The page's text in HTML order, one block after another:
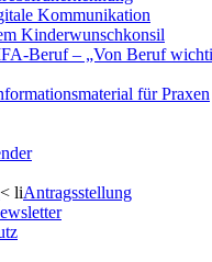
Kommunikation
Kinderwunschkonsil
Beruf – „Von Beruf
für Praxen
< liAntragsstellung